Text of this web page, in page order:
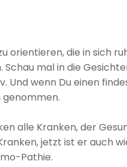
orientieren, die in sich
mal in die
Und wenn Du einen
alle Kranken, der
jetzt ist er auch
Pathie.